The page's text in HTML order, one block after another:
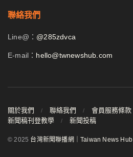
聯絡我們
Line@： @285zdvca
E-mail： hello@twnewshub.com
關於我們 聯絡我們 會員服務條款
新聞稿刊登教學
新聞投稿
© 2025 台灣新聞聯播網｜Taiwan News Hub